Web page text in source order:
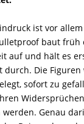
ist vor
baut früh
auf und hält es
durch. Die
sofort zu
werden. Genau